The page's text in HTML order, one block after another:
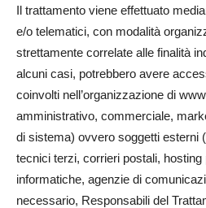
Il trattamento viene effettuato
e/o telematici, con modalità
strettamente correlate alle finalità
alcuni casi, potrebbero avere
coinvolti nell’organizzazione di
amministrativo, commerciale,
di sistema) ovvero soggetti esterni
tecnici terzi, corrieri postali, hosting
informatiche, agenzie di
necessario, Responsabili del